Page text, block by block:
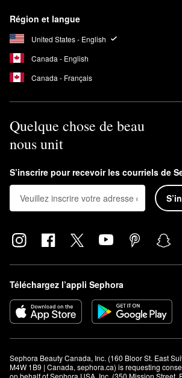
Région et langue
United States - English
Canada - English
Canada - Français
Quelque chose de beau
nous unit
S’inscrire pour recevoir les courriels de
Téléchargez l’appli Sephora
Sephora Beauty Canada, Inc. (160 Bloor St. East
M4W 1B9 | Canada, sephora.ca) is requesting
on behalf of Sephora USA, Inc. (350 Mission Street,